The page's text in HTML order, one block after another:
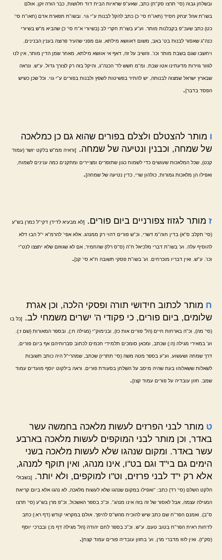
ובשלחן גבוה (סי' תרצו סק"ח) כתב, שאע"פ שראיות הבית דוד חלושות, כבר הורה זקן. אולם
בשו"ת אהל יצחק חסיד (חאו"ח סי' כ) כתב להקל לבנות ע"י גוי. ובשו"ת תפארת אדם (חאו"ח סי'
כט) כתב שעכ"פ בקבלנות מותר. וע"ע בשו"ת חקרי לב (בשיורי א"ח סי' כ) שהביא מ"ש בשיורי
כנה"ג שאסור לבנות בט' באב, משום דאוושא מילתא, וגם מפני שהעיר פרוצה בענין הבנינים,
ויחשבו שגם בשבת מותר וכו'. והשיב על זה, דאף אי אוושא מילתא, מאחר שמן הדין מותר, אין לנו
לגזור גזירות מדעתינו אטו שבת. ומ"מ חשש לד' הכנה"ג, והיקל בזה רק לצורך גדול. ע"ש. ונראה
שבארץ ישראל שמצוה לבנותה, יש להתיר בפשיטות לשפץ ולבנות בפורים ע"י גוי. וכל שכן כשיש
הפסד בדבר].
ו מותר להצטלם ולצלם בפורים שהוא גם כן כמלאכה
של שמחה, וכבנין ונטיעה של שמחה.
[וראיה ממ"ש בלקט יושר (עמוד
קנט), שכל המלאכות שעושים כדי לשמוח כגון שתופרים ומציירים ומתקנים כמה ענינים לשמוח,
ואפילו הן מלאכות גמורות, כולהון שרי, כדין נטיעה של שמחה].
ז מותר לגזוז צפורניים ביום פורים. [לא מבעיא לדידן דקי"ל כמרן בש"ע
(סי' תקלב ס"א) בדין חוה"מ דשרי, וכ"ש פורים דהוי רק ממנהג. אלא אפי' להרמ"א י"ל הבו דלא
להוסיף עלה. וע' בשו"ת דברי מלכיאל ח"ה (ס"ס רלז) שהחמיר, אם לא שגוזזם שלא יחצצו לנט"י
וכו'. ע"ש. ואין דבריו מוכרחים. וע' בשו"ת פסקי תשובה ח"א סי' קנ].
ח מותר לכתוב חידושי תורה ופסקי הלכה, וכן אגרת
שלומים, ביום פורים, כי פקודי ה' ישרים משמחי לב.
[כל בו
(סי' מה), וכ"ה בארחות חיים (הל' פורים אות כז), ובנימוק"י (מגילה ח:), ובספר המאורות (שם ז:).
וע' במאירי מגילה (ה:) שכתב, ומכאן סומכים תלמידי חכמים לכתוב סברותיהם אף ביום פורים,
דרך שמחה ושעשוע. וע"ע בספר מטה משה (סי' תתריו) שכתב, שמהרי"ל היה כותב תשובות
לשאלות ששאלוהו בעת שהיה מיסב על השלחן בסעודת פורים. וראה בילקוט יוסף מועדים עמוד
שמב. חזון עובדיה על פורים עמוד קצו].
ט מותר לבני הפרזים לעשות מלאכה בחמשה עשר
באדר, וכן מותר לבני המוקפים לעשות מלאכה בארבע
עשר באדר. ומקום שנהגו שלא לעשות מלאכה בשני
הימים גם בי"ד וגם בט"ו, אינו מנהג, ואין תוקף למנהג,
אלא רק י"ד לבני פרזים, וט"ו למוקפים, ולא יותר.
[בשבולי
הלקט השלם (סי' רד) כתב: "ואפילו במקום שנהגו שלא לעשות מלאכה, לא נהגו אלא ביום קריאת
המגילה עצמה, אבל לאסור של זה בזה אינו מנהג". וכ"כ בספר האשכול, וכ"פ מרן בש"ע (סי' תרצו
ס"ב). ואמנם הפר"ח שם כתב שיש להוכיח מהש"ס להיפך. אולם במקראי קודש (דף רא:) כתב
לדחות ראית הפר"ח בטוב טעם. ע"ש. וכ"כ בספר לחם יהודה (הל' מגילה דף מ:) ובברכי יוסף
(סק"ז). ואין לזוז מדברי מרן. וע' בחזון עובדיה פורים עמוד קצח].